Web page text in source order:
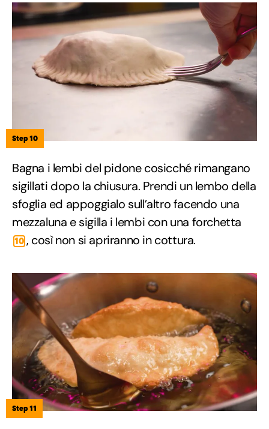
Step 10
Bagna i lembi del pidone cosicché rimangano
sigillati dopo la chiusura. Prendi un lembo della
sfoglia ed appoggialo sull’altro facendo una
mezzaluna e sigilla i lembi con una forchetta
10 , così non si apriranno in cottura.
Step 11